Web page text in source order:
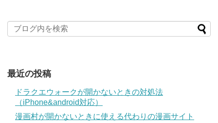
最近の投稿
ドラクエウォークが開かないときの対処法
（iPhone&android対応）
漫画村が開かないときに使える代わりの漫画サイト